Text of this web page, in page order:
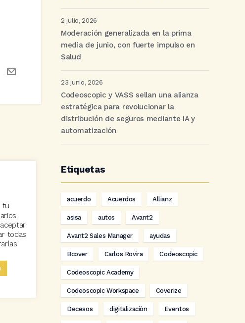
2 julio, 2026
Moderación generalizada en la prima
media de junio, con fuerte impulso en
Salud
23 junio, 2026
Codeoscopic y VASS sellan una alianza
estratégica para revolucionar la
distribución de seguros mediante IA y
automatización
Etiquetas
acuerdo Acuerdos Allianz
asisa autos Avant2
Avant2 Sales Manager ayudas
Bcover Carlos Rovira Codeoscopic
Codeoscopic Academy
Codeoscopic Workspace Coverize
Decesos digitalización Eventos
tu
todas